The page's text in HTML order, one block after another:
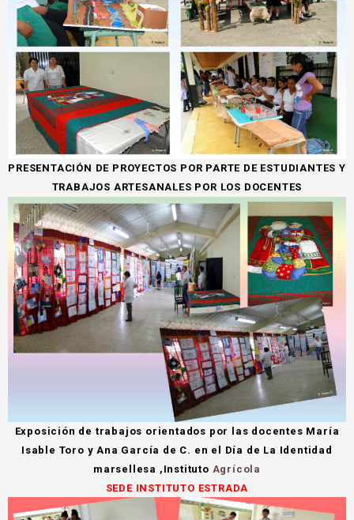
PRESENTACIÓN DE PROYECTOS POR PARTE DE ESTUDIANTES Y
TRABAJOS ARTESANALES POR LOS DOCENTES
Exposición de trabajos orientados por las docentes María
Isable Toro y Ana García de C. en el Día de La Identidad
marsellesa ,Instituto Agrícola
SEDE INSTITUTO ESTRADA